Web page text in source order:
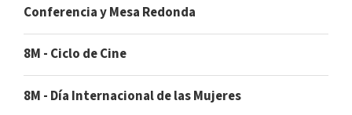
Conferencia y Mesa Redonda
8M - Ciclo de Cine
8M - Día Internacional de las Mujeres